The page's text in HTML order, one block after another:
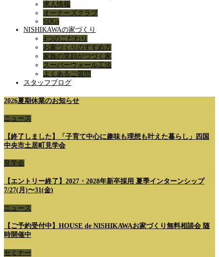
求人情報
オーナーズクラブ
SDGs
NISHIKAWAの家づくり
4つのこだわり
お家づくりのすすめ方
家族の笑顔がつづく家
スーパーウォール工法
よくあるご質問
スタッフブログ
2026夏期休業のお知らせ
ニュース
【終了しました】「子育て中心に趣味も理想も叶えた暮らし」四国
中央市土居町見学会
見学会
【エントリー終了】2027・2028年新卒採用 夏季インターンシップ
7/27(月)〜31(金)
ニュース
【ご予約受付中】HOUSE de NISHIKAWAお家づくり無料相談会 随
時開催中
セミナー